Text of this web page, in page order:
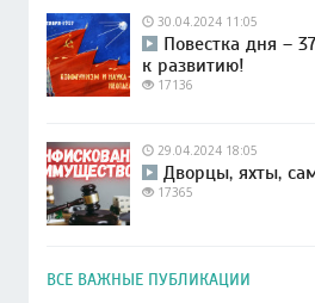
30.04.2024 11:05
Повестка дня –
к развитию!
17136
29.04.2024 18:05
Дворцы, яхты,
17365
ВСЕ ВАЖНЫЕ ПУБЛИКАЦИИ